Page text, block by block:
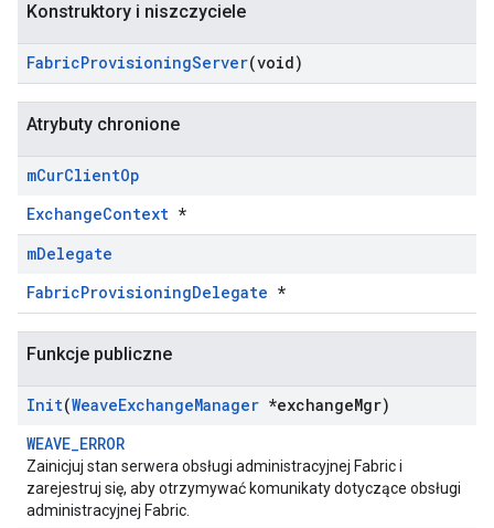
Konstruktory i niszczyciele
FabricProvisioningServer(void)
Atrybuty chronione
mCurClientOp
ExchangeContext *
mDelegate
FabricProvisioningDelegate *
Funkcje publiczne
Init(WeaveExchangeManager *exchangeMgr)
WEAVE_ERROR
Zainicjuj stan serwera obsługi administracyjnej Fabric i
zarejestruj się, aby otrzymywać komunikaty dotyczące obsługi
administracyjnej Fabric.